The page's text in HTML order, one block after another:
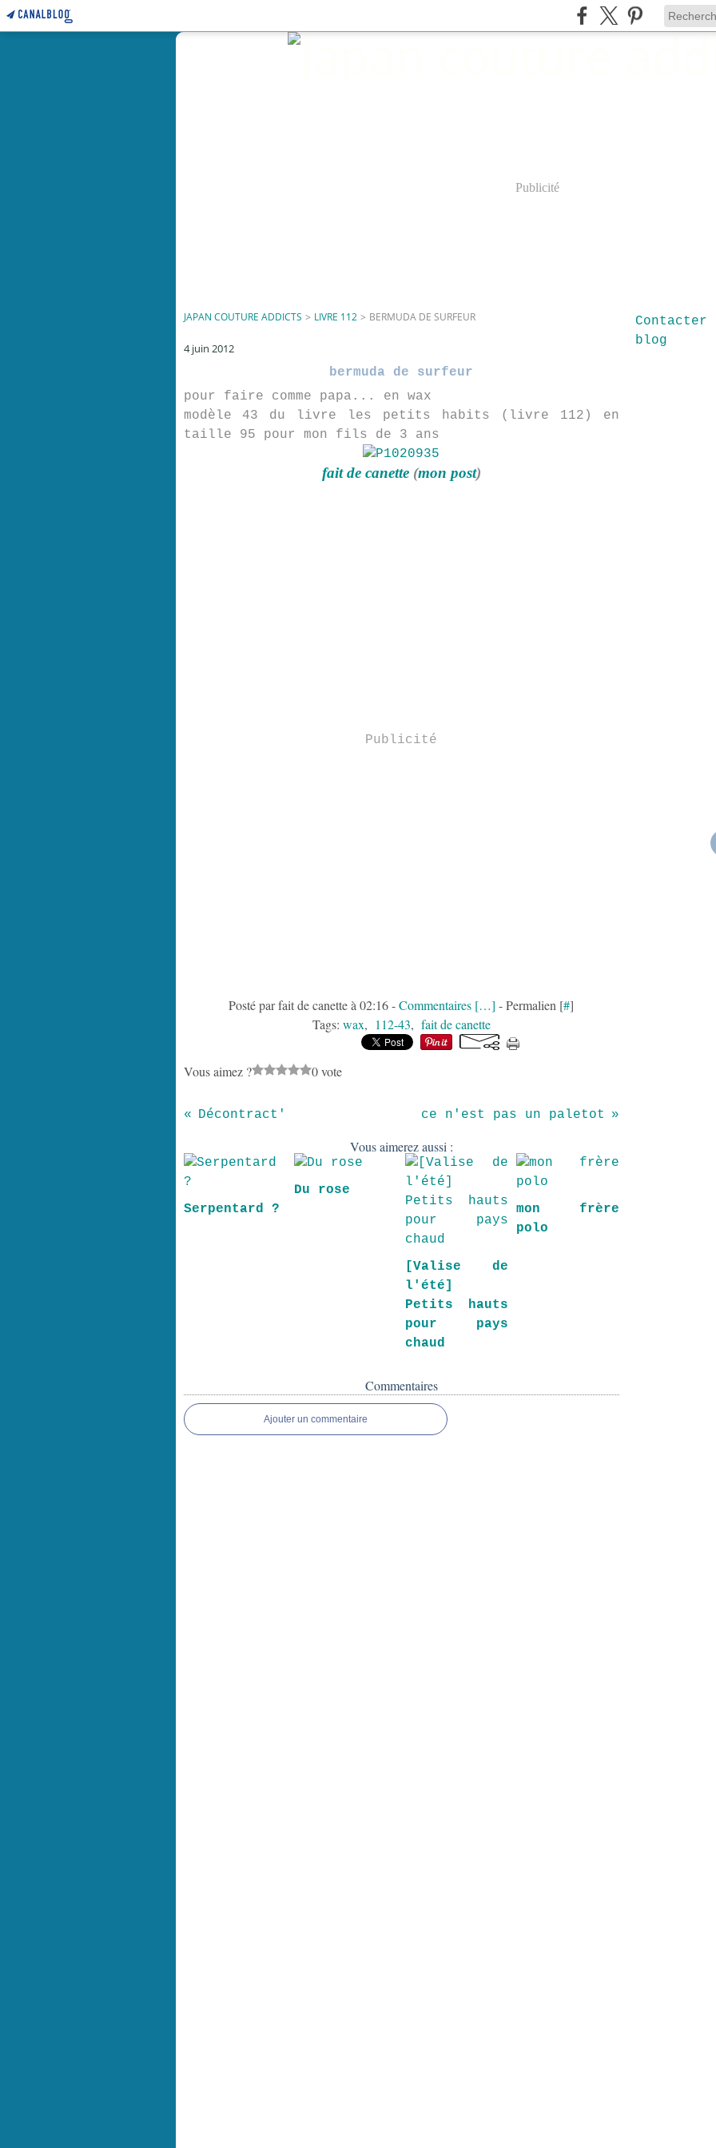
Publicité
JAPAN COUTURE ADDICTS > LIVRE 112 > BERMUDA DE SURFEUR
4 juin 2012
bermuda de surfeur
pour faire comme papa... en wax
modèle 43 du livre les petits habits (livre 112) en
taille 95 pour mon fils de 3 ans
fait de canette(mon post)
Publicité
Posté par fait de canette à 02:16 -Commentaires […] - Permalien [#]
Tags: wax, 112-43, fait de canette
Vous aimez ? 0 vote
Décontract' ce n'est pas un paletot
Vous aimerez aussi :
Serpentard ?
Du rose
[Valise de
l'été]
Petits hauts
pour pays
chaud
mon frère
polo
Commentaires
Ajouter un commentaire
blog